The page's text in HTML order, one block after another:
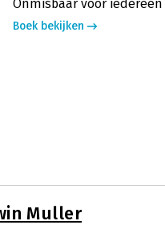
Onmisbaar voor
Boek bekijken
Muller